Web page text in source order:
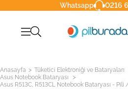
Whatsapp 0216
Anasayfa > Tüketici Elektroniği ve Bataryaları
Asus Notebook Bataryası >
Asus R513C, R513CL Notebook Bataryası -